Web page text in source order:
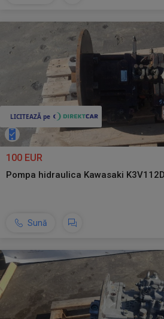
100 EUR
Pompa hidraulica Kawasaki
Sună